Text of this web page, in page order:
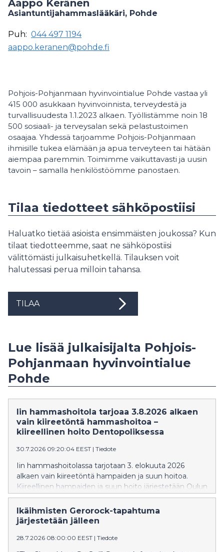
Aappo Keränen
Asiantuntijahammaslääkäri, Pohde
Puh: 044 497 1194
aappo.keranen@pohde.fi
Pohjois-Pohjanmaan hyvinvointialue Pohde vastaa yli
415 000 asukkaan hyvinvoinnista, terveydestä ja
turvallisuudesta 1.1.2023 alkaen. Työllistämme noin 18
500 sosiaali- ja terveysalan sekä pelastustoimen
osaajaa. Yhdessä tarjoamme Pohjois-Pohjanmaan
ihmisille tukea elämään ja apua terveyteen tai hätään
aiempaa paremmin. Toimimme vaikuttavasti ja uusin
tavoin – samalla henkilöstöömme panostaen.
Tilaa tiedotteet sähköpostiisi
Haluatko tietää asioista ensimmäisten joukossa? Kun
tilaat tiedotteemme, saat ne sähköpostiisi
välittömästi julkaisuhetkellä. Tilauksen voit
halutessasi perua milloin tahansa.
TILAA
Lue lisää julkaisijalta Pohjois-
Pohjanmaan hyvinvointialue
Pohde
Iin hammashoitola tarjoaa 3.8.2026 alkaen
vain kiireetöntä hammashoitoa –
kiireellinen hoito Dentopoliksessa
30.7.2026 09:20:04 EEST | Tiedote
Iin hammashoitolassa tarjotaan 3. elokuuta 2026
alkaen vain kiireetöntä hampaiden ja suun hoitoa.
Kiireellinen hampaiden ja suun hoito järjestetään Oulun
Dentopoliksessa.
Ikäihmisten Gerorock-tapahtuma
järjestetään jälleen
28.7.2026 08:00:00 EEST | Tiedote